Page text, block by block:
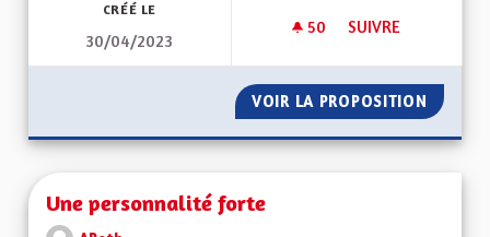
CRÉÉ LE
30/04/2023
50 50 ABONNÉS
SUIVRE
VOIR LA PROPOSITION MIEUX
Une personnalité forte